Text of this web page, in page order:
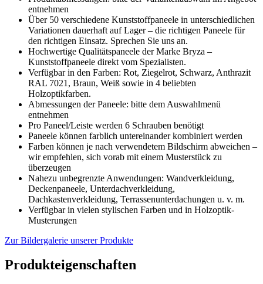
entnehmen
Über 50 verschiedene Kunststoffpaneele in unterschiedlichen
Variationen dauerhaft auf Lager – die richtigen Paneele für
den richtigen Einsatz. Sprechen Sie uns an.
Hochwertige Qualitätspaneele der Marke Bryza –
Kunststoffpaneele direkt vom Spezialisten.
Verfügbar in den Farben: Rot, Ziegelrot, Schwarz, Anthrazit
RAL 7021, Braun, Weiß sowie in 4 beliebten
Holzoptikfarben.
Abmessungen der Paneele: bitte dem Auswahlmenü
entnehmen
Pro Paneel/Leiste werden 6 Schrauben benötigt
Paneele können farblich untereinander kombiniert werden
Farben können je nach verwendetem Bildschirm abweichen –
wir empfehlen, sich vorab mit einem Musterstück zu
überzeugen
Nahezu unbegrenzte Anwendungen: Wandverkleidung,
Deckenpaneele, Unterdachverkleidung,
Dachkastenverkleidung, Terrassenunterdachungen u. v. m.
Verfügbar in vielen stylischen Farben und in Holzoptik-
Musterungen
Zur Bildergalerie unserer Produkte
Produkteigenschaften